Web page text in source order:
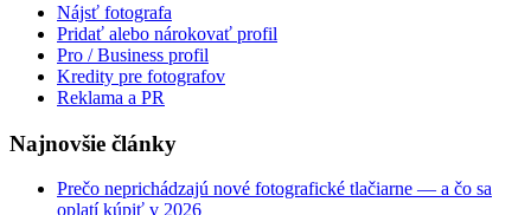
Nájsť fotografa
Pridať alebo nárokovať profil
Pro / Business profil
Kredity pre fotografov
Reklama a PR
Najnovšie články
Prečo neprichádzajú nové fotografické tlačiarne — a čo sa
oplatí kúpiť v 2026